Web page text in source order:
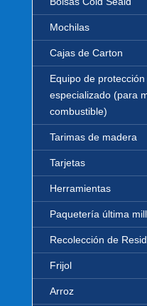
Mochilas
Cajas de Carton
Equipo de
especializado (para
combustible)
Tarimas de madera
Tarjetas
Herramientas
Paquetería última
Recolección de
Frijol
Arroz